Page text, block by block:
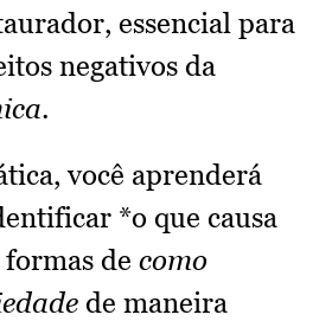
essencial para
negativos da
.
você aprenderá
*o que causa
de como
de maneira